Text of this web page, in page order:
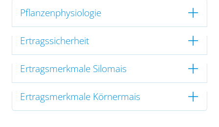
Pflanzenphysiologie
Ertragssicherheit
Ertragsmerkmale Silomais
Ertragsmerkmale Körnermais